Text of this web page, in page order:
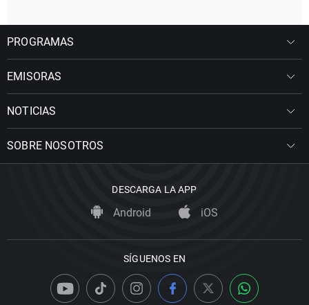
PROGRAMAS
EMISORAS
NOTICIAS
SOBRE NOSOTROS
DESCARGA LA APP
Android iOS
SÍGUENOS EN